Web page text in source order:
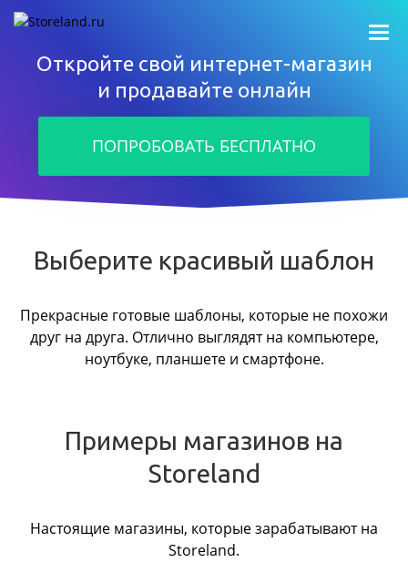
Откройте свой интернет-магазин
и продавайте онлайн
ПОПРОБОВАТЬ БЕСПЛАТНО
Выберите красивый шаблон
Прекрасные готовые шаблоны, которые не похожи
друг на друга. Отлично выглядят на компьютере,
ноутбуке, планшете и смартфоне.
Примеры магазинов на
Storeland
Настоящие магазины, которые зарабатывают на
Storeland.